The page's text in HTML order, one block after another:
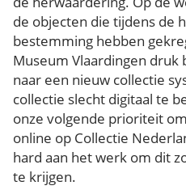
de objecten die tijdens de
bestemming hebben
Museum Vlaardingen druk
naar een nieuw collectie
collectie slecht digitaal te
onze volgende prioriteit
online op Collectie
hard aan het werk om dit
te krijgen.